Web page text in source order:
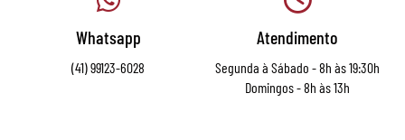
Whatsapp
(41) 99123-6028
Atendimento
Segunda à Sábado - 8h às 19:30h
Domingos - 8h às 13h